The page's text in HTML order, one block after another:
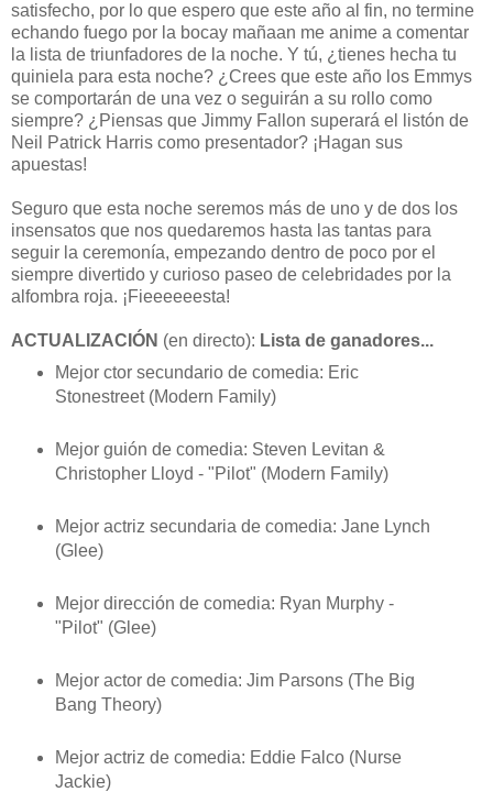
satisfecho, por lo que espero que este año al fin, no termine
echando fuego por la bocay mañaan me anime a comentar
la lista de triunfadores de la noche. Y tú, ¿tienes hecha tu
quiniela para esta noche? ¿Crees que este año los Emmys
se comportarán de una vez o seguirán a su rollo como
siempre? ¿Piensas que Jimmy Fallon superará el listón de
Neil Patrick Harris como presentador? ¡Hagan sus
apuestas!
Seguro que esta noche seremos más de uno y de dos los
insensatos que nos quedaremos hasta las tantas para
seguir la ceremonía, empezando dentro de poco por el
siempre divertido y curioso paseo de celebridades por la
alfombra roja. ¡Fieeeeeesta!
ACTUALIZACIÓN (en directo): Lista de ganadores...
Mejor ctor secundario de comedia: Eric
Stonestreet (Modern Family)
Mejor guión de comedia: Steven Levitan &
Christopher Lloyd - "Pilot" (Modern Family)
Mejor actriz secundaria de comedia: Jane Lynch
(Glee)
Mejor dirección de comedia: Ryan Murphy -
"Pilot" (Glee)
Mejor actor de comedia: Jim Parsons (The Big
Bang Theory)
Mejor actriz de comedia: Eddie Falco (Nurse
Jackie)